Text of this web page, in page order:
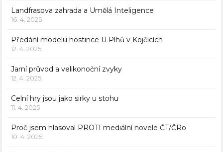
Landfrasova zahrada a Umělá Inteligence
16. 4. 2025
Předání modelu hostince U Plhů v Kojčicích
12. 4. 2025
Jarní průvod a velikonoční zvyky
12. 4. 2025
Celní hry jsou jako sirky u stohu
11. 4. 2025
Proč jsem hlasoval PROTI mediální novele ČT/ČRo
10. 4. 2025